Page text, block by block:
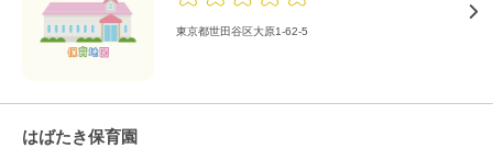
東京都世田谷区大原1-62-5
はばたき保育園